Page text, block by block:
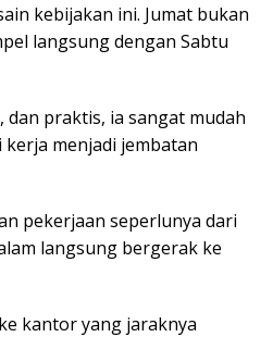
kebijakan ini. Jumat bukan
langsung dengan Sabtu
dan praktis, ia sangat mudah
menjadi jembatan
pekerjaan seperlunya dari
langsung bergerak ke
kantor yang jaraknya